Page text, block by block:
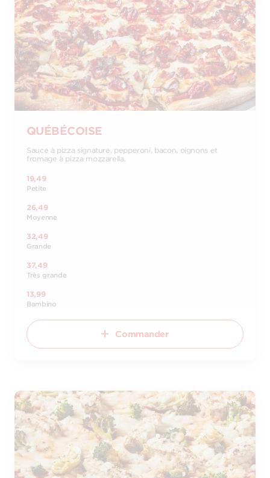
QUÉBÉCOISE
Sauce à pizza signature, pepperoni, bacon, oignons et
fromage à pizza mozzarella.
19,49
Petite
26,49
Moyenne
32,49
Grande
37,49
Très grande
13,99
Bambino
Commander